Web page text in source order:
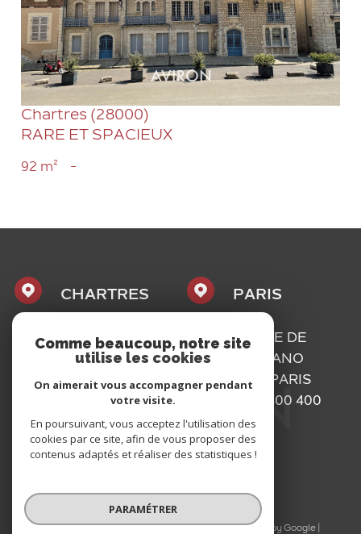
Chartres (28000)
RARE ET SPACIEUX
92 m² -
CHARTRES
02 37 300 400
1, PLACE
MAURICE
CAZALIS
CHARTRES
PARIS
01 73 300 400
16, RUE DE
BASSANO
75116
PARIS
© 2026 | Tous droits réservés | Traduction powered by Google |
Comme beaucoup, notre site
utilise les cookies
On aimerait vous accompagner pendant
votre visite.
En poursuivant, vous acceptez l'utilisation des
cookies par ce site, afin de vous proposer des
contenus adaptés et réaliser des statistiques !
PARAMÉTRER